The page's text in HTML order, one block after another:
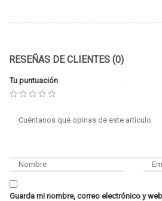
RESEÑAS DE CLIENTES (0)
Tu puntuación
Guarda mi nombre, correo electrónico y